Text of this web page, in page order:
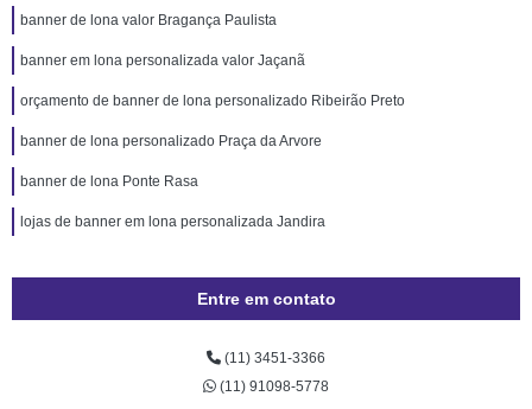
banner de lona valor Bragança Paulista
banner em lona personalizada valor Jaçanã
orçamento de banner de lona personalizado Ribeirão Preto
banner de lona personalizado Praça da Arvore
banner de lona Ponte Rasa
lojas de banner em lona personalizada Jandira
Entre em contato
(11) 3451-3366
(11) 91098-5778